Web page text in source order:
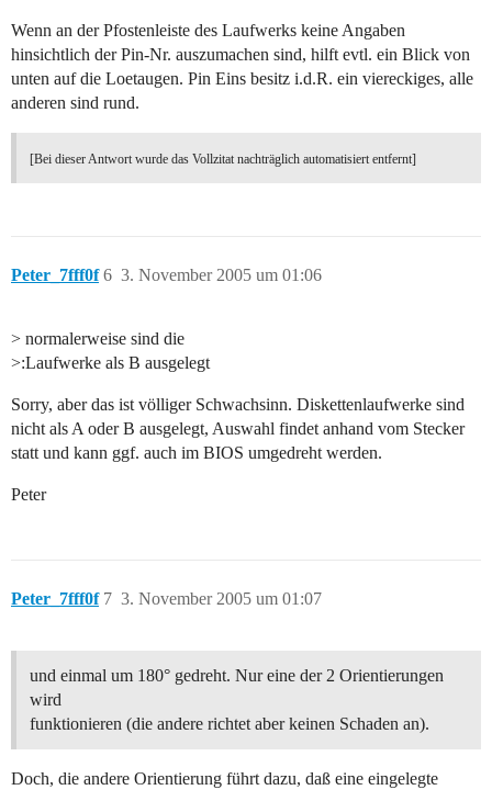
Wenn an der Pfostenleiste des Laufwerks keine Angaben
hinsichtlich der Pin-Nr. auszumachen sind, hilft evtl. ein Blick von
unten auf die Loetaugen. Pin Eins besitz i.d.R. ein viereckiges, alle
anderen sind rund.
[Bei dieser Antwort wurde das Vollzitat nachträglich automatisiert entfernt]
Peter_7fff0f 3. November 2005 um 01:06
6
> normalerweise sind die
>:Laufwerke als B ausgelegt
Sorry, aber das ist völliger Schwachsinn. Diskettenlaufwerke sind
nicht als A oder B ausgelegt, Auswahl findet anhand vom Stecker
statt und kann ggf. auch im BIOS umgedreht werden.
Peter
Peter_7fff0f 3. November 2005 um 01:07
7
und einmal um 180° gedreht. Nur eine der 2 Orientierungen
wird
funktionieren (die andere richtet aber keinen Schaden an).
Doch, die andere Orientierung führt dazu, daß eine eingelegte